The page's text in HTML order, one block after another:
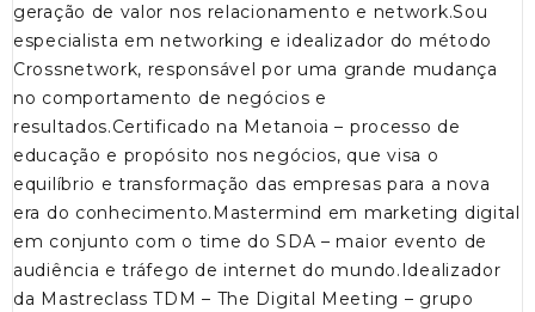
geração de valor nos relacionamento e network.Sou
especialista em networking e idealizador do método
Crossnetwork, responsável por uma grande mudança
no comportamento de negócios e
resultados.Certificado na Metanoia – processo de
educação e propósito nos negócios, que visa o
equilíbrio e transformação das empresas para a nova
era do conhecimento.Mastermind em marketing digital
em conjunto com o time do SDA – maior evento de
audiência e tráfego de internet do mundo.Idealizador
da Mastreclass TDM – The Digital Meeting – grupo